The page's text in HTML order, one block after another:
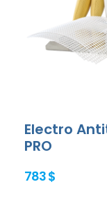
Electro
PRO
783 $